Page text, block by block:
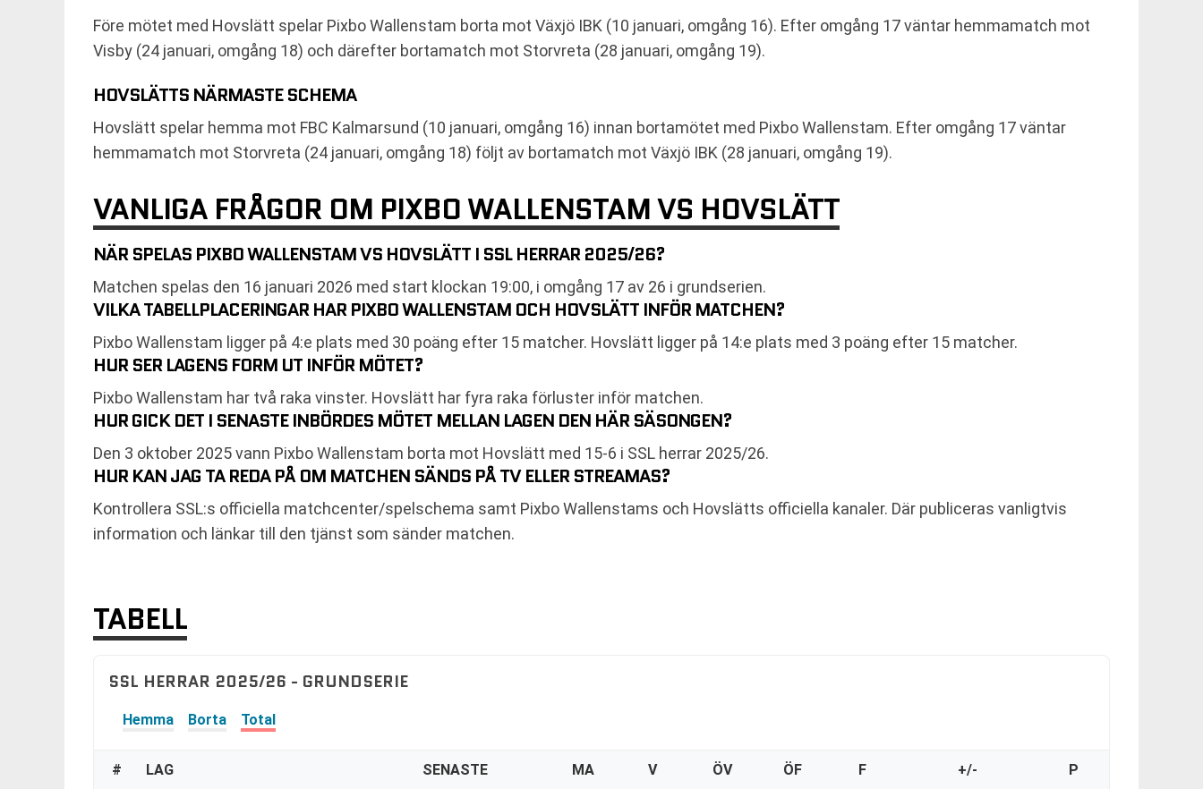
Före mötet med Hovslätt spelar Pixbo Wallenstam borta mot Växjö IBK (10 januari, omgång 16). Efter omgång 17 väntar hemmamatch mot
Visby (24 januari, omgång 18) och därefter bortamatch mot Storvreta (28 januari, omgång 19).
HOVSLÄTTS NÄRMASTE SCHEMA
Hovslätt spelar hemma mot FBC Kalmarsund (10 januari, omgång 16) innan bortamötet med Pixbo Wallenstam. Efter omgång 17 väntar
hemmamatch mot Storvreta (24 januari, omgång 18) följt av bortamatch mot Växjö IBK (28 januari, omgång 19).
VANLIGA FRÅGOR OM PIXBO WALLENSTAM VS HOVSLÄTT
NÄR SPELAS PIXBO WALLENSTAM VS HOVSLÄTT I SSL HERRAR 2025/26?
Matchen spelas den 16 januari 2026 med start klockan 19:00, i omgång 17 av 26 i grundserien.
VILKA TABELLPLACERINGAR HAR PIXBO WALLENSTAM OCH HOVSLÄTT INFÖR MATCHEN?
Pixbo Wallenstam ligger på 4:e plats med 30 poäng efter 15 matcher. Hovslätt ligger på 14:e plats med 3 poäng efter 15 matcher.
HUR SER LAGENS FORM UT INFÖR MÖTET?
Pixbo Wallenstam har två raka vinster. Hovslätt har fyra raka förluster inför matchen.
HUR GICK DET I SENASTE INBÖRDES MÖTET MELLAN LAGEN DEN HÄR SÄSONGEN?
Den 3 oktober 2025 vann Pixbo Wallenstam borta mot Hovslätt med 15-6 i SSL herrar 2025/26.
HUR KAN JAG TA REDA PÅ OM MATCHEN SÄNDS PÅ TV ELLER STREAMAS?
Kontrollera SSL:s officiella matchcenter/spelschema samt Pixbo Wallenstams och Hovslätts officiella kanaler. Där publiceras vanligtvis
information och länkar till den tjänst som sänder matchen.
TABELL
SSL HERRAR 2025/26 - GRUNDSERIE
Hemma Borta Total
# LAG SENASTE MA V ÖV ÖF F +/- P